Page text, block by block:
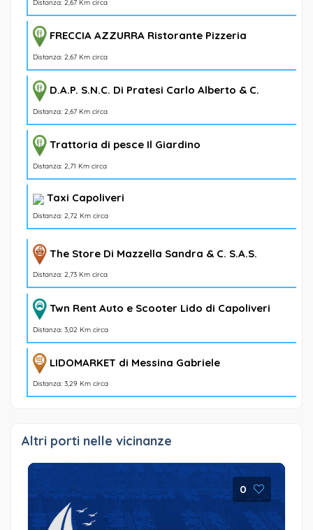
Distanza: 2,67 Km circa
FRECCIA AZZURRA Ristorante Pizzeria
Distanza: 2,67 Km circa
D.A.P. S.N.C. Di Pratesi Carlo Alberto & C.
Distanza: 2,67 Km circa
Trattoria di pesce Il Giardino
Distanza: 2,71 Km circa
Taxi Capoliveri
Distanza: 2,72 Km circa
The Store Di Mazzella Sandra & C. S.A.S.
Distanza: 2,73 Km circa
Twn Rent Auto e Scooter Lido di Capoliveri
Distanza: 3,02 Km circa
LIDOMARKET di Messina Gabriele
Distanza: 3,29 Km circa
Altri porti nelle vicinanze
0